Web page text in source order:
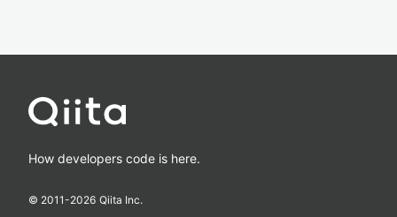
How developers code is here.
© 2011-2026 Qiita Inc.